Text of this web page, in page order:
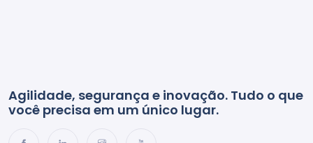
Agilidade, segurança e inovação. Tudo o que
você precisa em um único lugar.